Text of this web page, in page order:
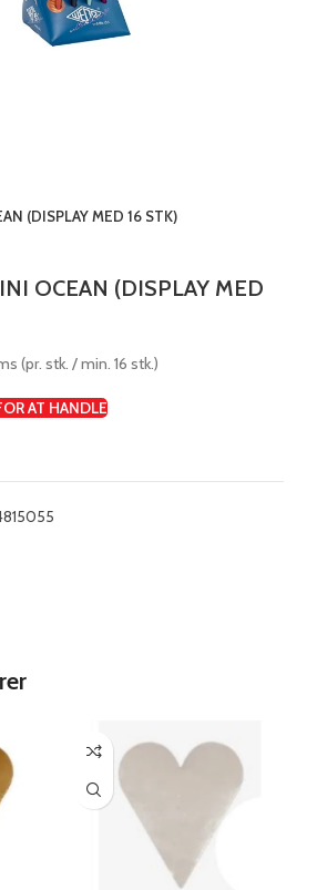
(DISPLAY MED 16 STK)
OCEAN (DISPLAY MED
(pr. stk. / min. 16 stk.)
AT HANDLE